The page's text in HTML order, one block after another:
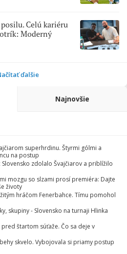
Celú kariéru
Moderný
ďalšie
Najnovšie
superhrdinu. Štyrmi gólmi a
na postup
Slovensko zdolalo Švajčiarov a priblížilo
mozgu so slzami prosí premiéra: Dajte
životy
hráčom Fenerbahce. Tímu pomohol
skupiny - Slovensko na turnaji Hlinka
štartom súťaže. Čo sa deje v
skvelo. Vybojovala si priamy postup